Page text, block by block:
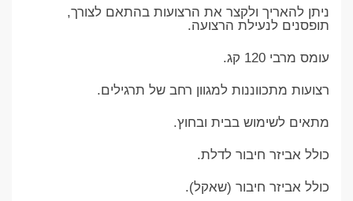
ניתן להאריך ולקצר את הרצועות בהתאם לצורך,
תופסנים לנעילת הרצועה.
עומס מרבי 120 קג.
רצועות מתכווננות למגוון רחב של תרגילים.
מתאים לשימוש בבית ובחוץ.
כולל אביזר חיבור לדלת.
כולל אביזר חיבור (שאקל).